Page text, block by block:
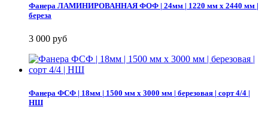
Фанера ЛАМИНИРОВАННАЯ ФОФ | 24мм | 1220 мм х 2440 мм |
береза
3 000 руб
Фанера ФСФ | 18мм | 1500 мм х 3000 мм | березовая | сорт 4/4 |
НШ